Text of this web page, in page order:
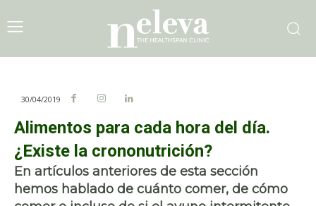
30/04/2019
Alimentos para cada hora del día.
¿Existe la crononutrición?
En artículos anteriores de esta sección
hemos hablado de cuánto comer, de cómo